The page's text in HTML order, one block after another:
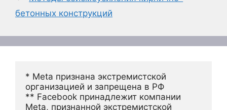
бетонных конструкций
* Meta признана экстремистской
организацией и запрещена в РФ
** Facebook принадлежит компании
Meta, признанной экстремистской